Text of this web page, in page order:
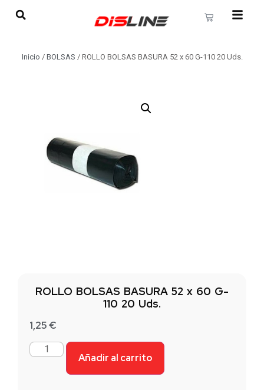
Inicio / BOLSAS / ROLLO BOLSAS BASURA 52 x 60 G-110 20 Uds.
ROLLO BOLSAS BASURA 52 x 60 G-
110 20 Uds.
1,25€
Añadir al carrito